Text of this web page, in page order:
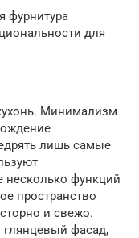
фурнитура
для
Минимализм
лишь самые
несколько функций
пространство
и свежо.
фасад,